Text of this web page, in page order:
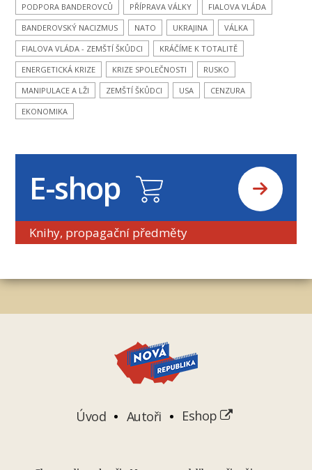
PODPORA BANDEROVCŮ
PŘÍPRAVA VÁLKY
FIALOVA VLÁDA
BANDEROVSKÝ NACIZMUS
NATO UKRAJINA
VÁLKA
FIALOVA VLÁDA - ZEMŠTÍ ŠKŮDCI
KRÁČÍME K TOTALITĚ
ENERGETICKÁ KRIZE
KRIZE SPOLEČNOSTI
RUSKO
MANIPULACE A LŽI
ZEMŠTÍ ŠKŮDCI USA
CENZURA
EKONOMIKA
E-shop
Knihy, propagační předměty
Úvod Autoři Eshop